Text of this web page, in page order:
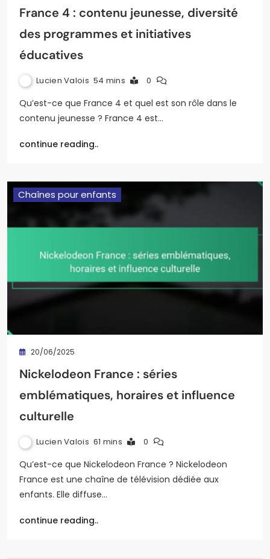
France 4 : contenu jeunesse, diversité
des programmes et initiatives
éducatives
Lucien Valois 54 mins 0
Qu’est-ce que France 4 et quel est son rôle dans le
contenu jeunesse ? France 4 est…
continue reading..
Chaînes pour enfants
20/06/2025
Nickelodeon France : séries
emblématiques, horaires et influence
culturelle
Lucien Valois 61 mins 0
Qu’est-ce que Nickelodeon France ? Nickelodeon
France est une chaîne de télévision dédiée aux
enfants. Elle diffuse…
continue reading..